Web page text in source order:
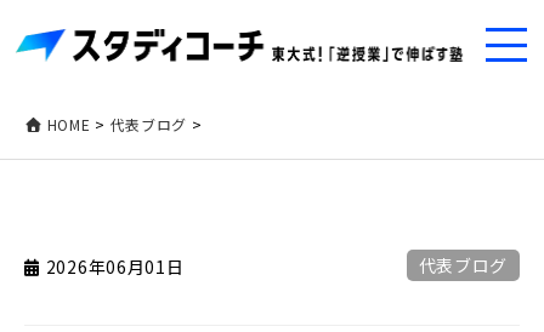
HOME > 代表ブログ >
2026年06月01日 代表ブログ